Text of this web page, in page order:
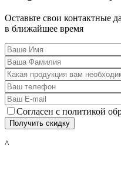
Оставьте свои контактные
в ближайшее время
Согласен с политикой
^